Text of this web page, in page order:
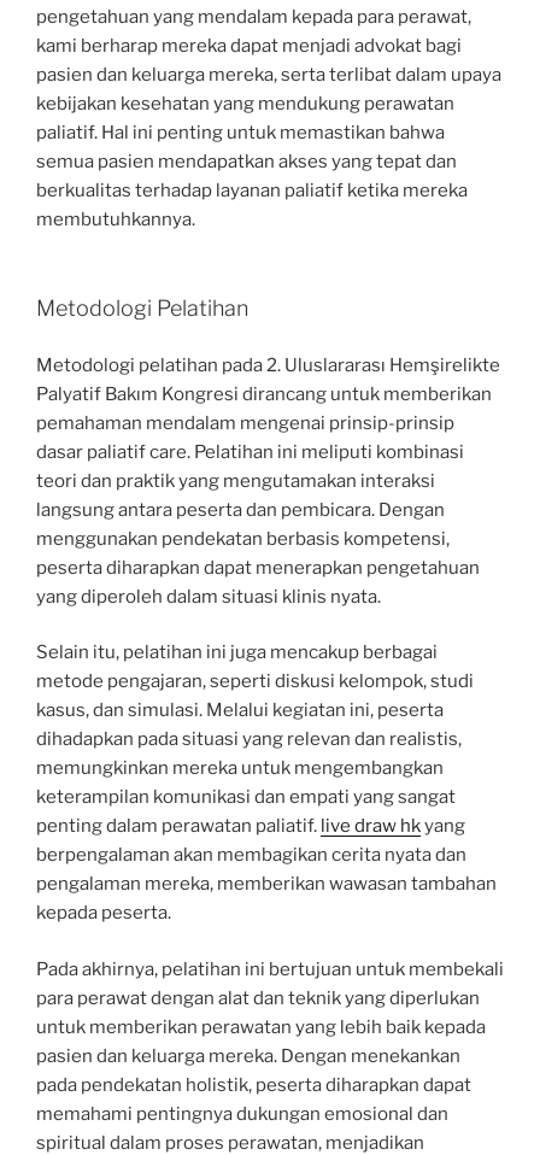
pengetahuan yang mendalam kepada para perawat,
kami berharap mereka dapat menjadi advokat bagi
pasien dan keluarga mereka, serta terlibat dalam upaya
kebijakan kesehatan yang mendukung perawatan
paliatif. Hal ini penting untuk memastikan bahwa
semua pasien mendapatkan akses yang tepat dan
berkualitas terhadap layanan paliatif ketika mereka
membutuhkannya.
Metodologi Pelatihan
Metodologi pelatihan pada 2. Uluslararası Hemşirelikte
Palyatif Bakım Kongresi dirancang untuk memberikan
pemahaman mendalam mengenai prinsip-prinsip
dasar paliatif care. Pelatihan ini meliputi kombinasi
teori dan praktik yang mengutamakan interaksi
langsung antara peserta dan pembicara. Dengan
menggunakan pendekatan berbasis kompetensi,
peserta diharapkan dapat menerapkan pengetahuan
yang diperoleh dalam situasi klinis nyata.
Selain itu, pelatihan ini juga mencakup berbagai
metode pengajaran, seperti diskusi kelompok, studi
kasus, dan simulasi. Melalui kegiatan ini, peserta
dihadapkan pada situasi yang relevan dan realistis,
memungkinkan mereka untuk mengembangkan
keterampilan komunikasi dan empati yang sangat
penting dalam perawatan paliatif. live draw hkyang
berpengalaman akan membagikan cerita nyata dan
pengalaman mereka, memberikan wawasan tambahan
kepada peserta.
Pada akhirnya, pelatihan ini bertujuan untuk membekali
para perawat dengan alat dan teknik yang diperlukan
untuk memberikan perawatan yang lebih baik kepada
pasien dan keluarga mereka. Dengan menekankan
pada pendekatan holistik, peserta diharapkan dapat
memahami pentingnya dukungan emosional dan
spiritual dalam proses perawatan, menjadikan